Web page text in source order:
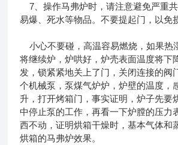
7、操作马弗炉时，请注意避免严重共
易爆、死水等物品。不要提起门，以免
小心不要碰，高温容易燃烧，如果热
将继续炉，炉哄好，炉壳表面温度将下
发，锁紧紧地关上了门，关闭连接的阀
个机械泵，泵煤气炉炉，炉壁的温度，
升，打开烤箱门，事实证明，炉子先要
中停止泵的工作，再看一下炉膛的压力
西不动，证明烘箱干燥时，基本气体和
烘箱的马弗炉效果。